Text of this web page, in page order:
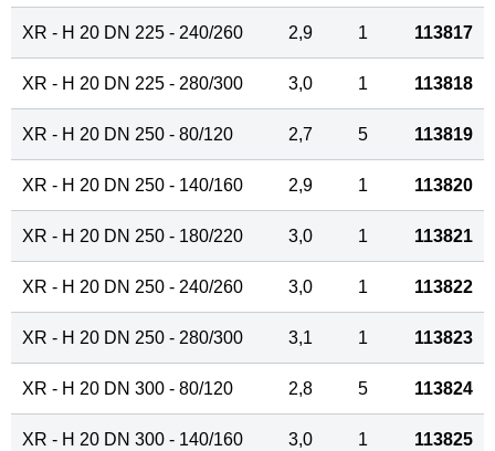
XR - H 20 DN 225 - 240/260 2,9 1 113817
XR - H 20 DN 225 - 280/300 3,0 1 113818
XR - H 20 DN 250 - 80/120 2,7 5 113819
XR - H 20 DN 250 - 140/160 2,9 1 113820
XR - H 20 DN 250 - 180/220 3,0 1 113821
XR - H 20 DN 250 - 240/260 3,0 1 113822
XR - H 20 DN 250 - 280/300 3,1 1 113823
XR - H 20 DN 300 - 80/120 2,8 5 113824
XR - H 20 DN 300 - 140/160 3,0 1 113825